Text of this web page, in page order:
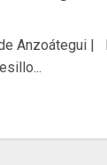
Anzoátegui |